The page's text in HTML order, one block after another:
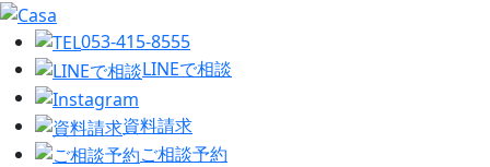
053-415-8555
LINEで相談
資料請求
ご相談予約